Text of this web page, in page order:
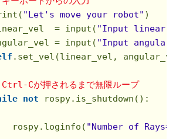
"Let's move your robot" )
= input(
"Input linear
= input(
"Input
.set_vel(linear_vel,
Cが押されるまで無限ループ
not rospy.is_shutdown():
rospy.loginfo(
"Number of